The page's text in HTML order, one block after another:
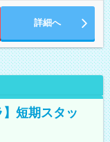
詳細へ
短期スタッ